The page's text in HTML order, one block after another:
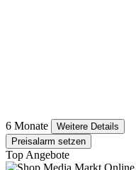
6 Monate
Weitere Details
Preisalarm setzen
Top Angebote